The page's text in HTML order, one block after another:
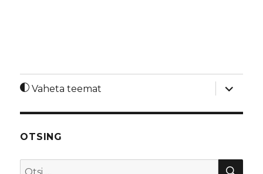
Vaheta teemat
laienda
OTSING
Otsi: